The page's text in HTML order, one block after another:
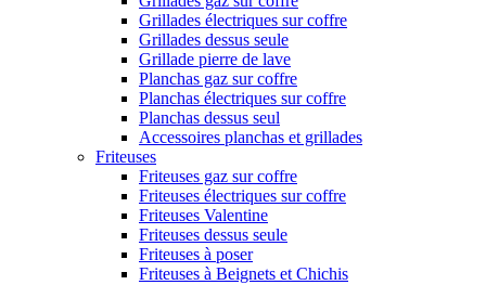
Grillades électriques sur coffre
Grillades dessus seule
Grillade pierre de lave
Planchas gaz sur coffre
Planchas électriques sur coffre
Planchas dessus seul
Accessoires planchas et grillades
Friteuses
Friteuses gaz sur coffre
Friteuses électriques sur coffre
Friteuses Valentine
Friteuses dessus seule
Friteuses à poser
Friteuses à Beignets et Chichis